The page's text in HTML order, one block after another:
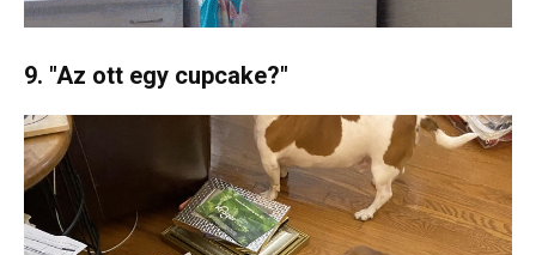
9. "Az ott egy cupcake?"